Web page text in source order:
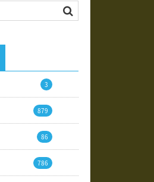
3
879
86
786